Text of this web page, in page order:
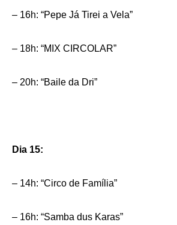
– 16h: “Pepe Já Tirei a Vela”
– 18h: “MIX CIRCOLAR”
– 20h: “Baile da Dri”
Dia 15:
– 14h: “Circo de Família”
– 16h: “Samba dus Karas”